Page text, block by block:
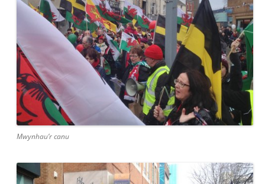
Mwynhau’r canu